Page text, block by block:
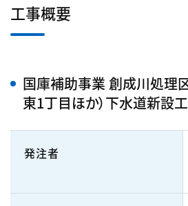
工事概要
国庫補助事業 創成川処理
東1丁目ほか）下水道新設
発注者